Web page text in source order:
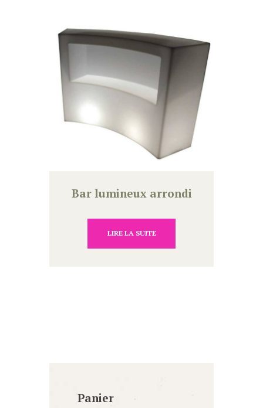
Bar lumineux arrondi
LIRE LA SUITE
Panier